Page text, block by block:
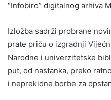
“Infobiro” digitalnog arhiva
Izložba sadrži probrane
prate priču o izgradnji
Narodne i univerzitetske
put, od nastanka, preko
i neprekidne borbe za